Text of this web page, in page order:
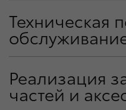
Техническая
Реализация
частей и